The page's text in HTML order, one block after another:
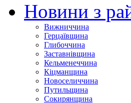
Новини з
Вижниччина
Герцаївщина
Глибоччина
Заставнівщина
Кельменеччина
Кіцманщина
Новоселиччина
Путильщина
Сокирянщина